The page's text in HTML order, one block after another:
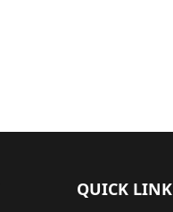
QUICK LINK